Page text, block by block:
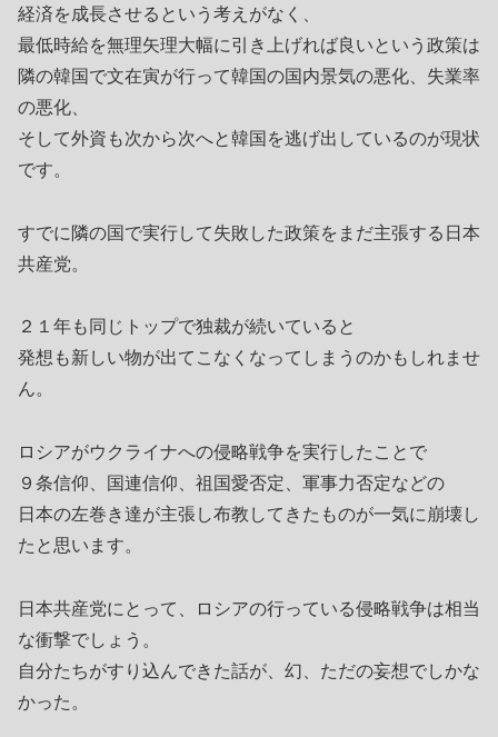
経済を成長させるという考えがなく、
最低時給を無理矢理大幅に引き上げれば良いという政策は
隣の韓国で文在寅が行って韓国の国内景気の悪化、失業率
の悪化、
そして外資も次から次へと韓国を逃げ出しているのが現状
です。
すでに隣の国で実行して失敗した政策をまだ主張する日本
共産党。
２１年も同じトップで独裁が続いていると
発想も新しい物が出てこなくなってしまうのかもしれませ
ん。
ロシアがウクライナへの侵略戦争を実行したことで
９条信仰、国連信仰、祖国愛否定、軍事力否定などの
日本の左巻き達が主張し布教してきたものが一気に崩壊し
たと思います。
日本共産党にとって、ロシアの行っている侵略戦争は相当
な衝撃でしょう。
自分たちがすり込んできた話が、幻、ただの妄想でしかな
かった。